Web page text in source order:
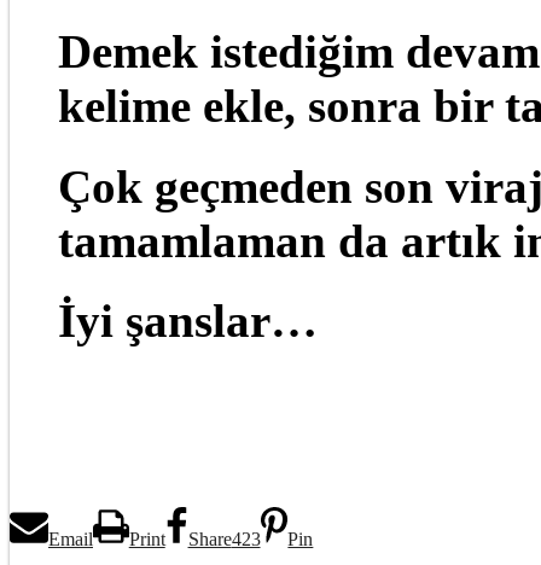
Demek istediğim
kelime ekle, sonra bir
Çok geçmeden son
tamamlaman da artık
İyi şanslar…
Email Print Share423 Pin